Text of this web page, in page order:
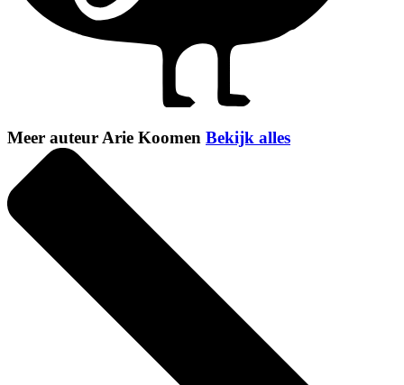
Meer auteur Arie Koomen Bekijk alles